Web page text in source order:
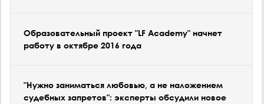
Образовательный проект "LF Academy" начнет
работу в октябре 2016 года
"Нужно заниматься любовью, а не наложением
судебных запретов": эксперты обсудили новое